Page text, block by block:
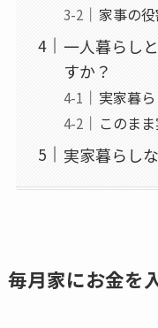
家事の
一人暮らし
すか？
実家暮
このま
実家暮らし
毎月家にお金を